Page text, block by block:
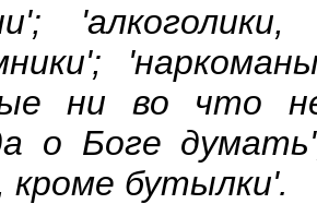
ни во что
о Боге
кроме бутылки'.